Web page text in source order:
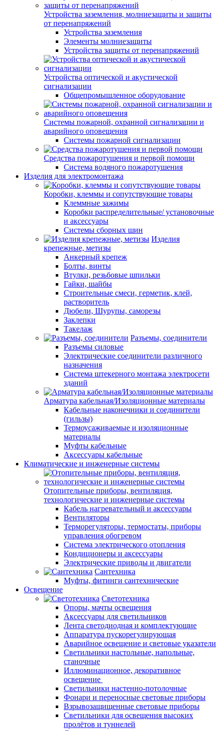
Устройства заземления, молниезащиты и защиты
от перенапряжений
Устройства заземления
Элементы молниезащиты
Устройства защиты от перенапряжений
Устройства оптической и акустической
сигнализации
Общепромышленное оборудование
Системы пожарной, охранной сигнализации и
аварийного оповещения
Системы пожарной сигнализации
Средства пожаротушения и первой помощи
Система водяного пожаротушения
Изделия для электромонтажа
Коробки, клеммы и сопутствующие товары
Клеммные зажимы
Коробки распределительные/ установочные
и аксессуары
Системы сборных шин
Изделия
крепежные, метизы
Анкерный крепеж
Болты, винты
Втулки, резьбовые шпильки
Гайки, шайбы
Строительные смеси, герметик, клей,
растворитель
Дюбели, Шурупы, саморезы
Заклепки
Такелаж
Разъемы, соединители
Разъемы силовые
Электрические соединители различного
назначения
Система штекерного монтажа электросети
зданий
Арматура кабельная/Изоляционные материалы
Кабельные наконечники и соединители
(гильзы)
Термоусаживаемые и изоляционные
материалы
Муфты кабельные
Аксессуары кабельные
Климатические и инженерные системы
Отопительные приборы, вентиляция,
технологические и инженерные системы
Кабель нагревательный и аксессуары
Вентиляторы
Терморегуляторы, термостаты, приборы
управления обогревом
Система электрического отопления
Кондиционеры и аксессуары
Электрические приводы и двигатели
Сантехника
Муфты, фитинги сантехнические
Освещение
Светотехника
Опоры, мачты освещения
Аксессуары для светильников
Лента светодиодная и комплектующие
Аппаратура пускорегулирующая
Аварийное освещение и световые указатели
Светильники настольные, напольные,
станочные
Иллюминационное, декоративное
освещение
Светильники настенно-потолочные
Фонари и переносные световые приборы
Взрывозащищенные световые приборы
Светильники для освещения высоких
пролётов и туннелей